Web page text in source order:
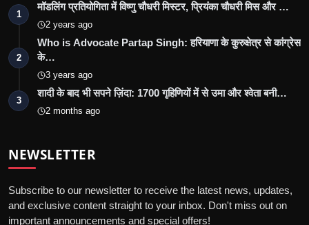
1
मॉडलिंग प्रतियोगिता में विष्णु चौधरी मिस्टर, प्रियंका चौधरी मिस और …
2 years ago
2
Who is Advocate Partap Singh: हरियाणा के कुरुक्षेत्र से कांग्रेस
के…
3 years ago
3
शादी के बाद भी सपने ज़िंदा: 1700 गृहिणियों में से उमा और श्वेता बनी…
2 months ago
NEWSLETTER
Subscribe to our newsletter to receive the latest news, updates,
and exclusive content straight to your inbox. Don't miss out on
important announcements and special offers!